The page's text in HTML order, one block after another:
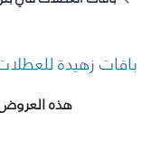
باقات زهيدة
هذه